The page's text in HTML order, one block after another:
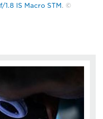
1.8 IS Macro STM. ©